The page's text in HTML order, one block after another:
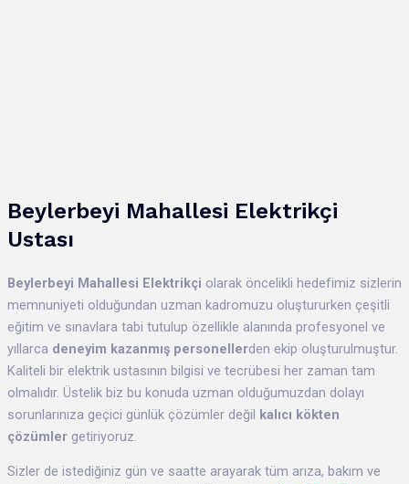
Beylerbeyi Mahallesi Elektrikçi
Ustası
Beylerbeyi Mahallesi Elektrikçi olarak öncelikli hedefimiz sizlerin
memnuniyeti olduğundan uzman kadromuzu oluştururken çeşitli
eğitim ve sınavlara tabi tutulup özellikle alanında profesyonel ve
yıllarca deneyim kazanmış personellerden ekip oluşturulmuştur.
Kaliteli bir elektrik ustasının bilgisi ve tecrübesi her zaman tam
olmalıdır. Üstelik biz bu konuda uzman olduğumuzdan dolayı
sorunlarınıza geçici günlük çözümler değil kalıcı kökten
çözümler getiriyoruz.
Sizler de istediğiniz gün ve saatte arayarak tüm arıza, bakım ve